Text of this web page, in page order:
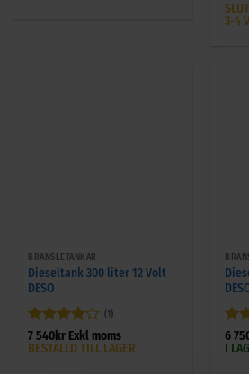
0
av
3-4
BRÄNSLETANKAR
Dieseltank 300 liter 12 Volt
DESO
Betygsatt
4 av 5
(1)
7 540kr Exkl moms
BESTÄLLD TILL LAGER
av
6
I